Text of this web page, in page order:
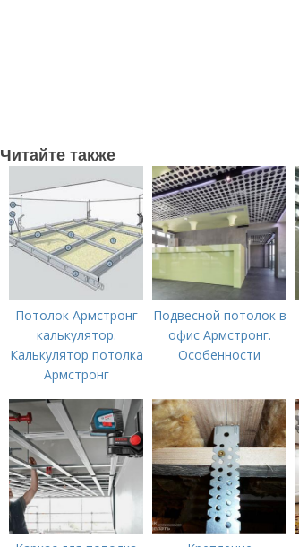
Читайте также
Потолок Армстронг
калькулятор.
Калькулятор потолка
Армстронг
Подвесной потолок в
офис Армстронг.
Особенности